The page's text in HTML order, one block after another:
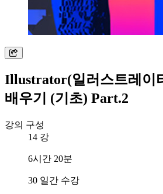
Illustrator(일러스트레이
배우기 (기초) Part.2
강의 구성
14 강
총 학습시간
6시간 20분
수강 기간30 일간 수강